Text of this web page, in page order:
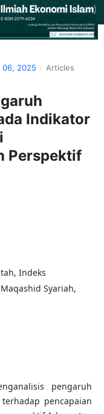
06, 2025 / Articles
Indikator
Perspektif
Indeks
Syariah,
pengaruh
pencapaian